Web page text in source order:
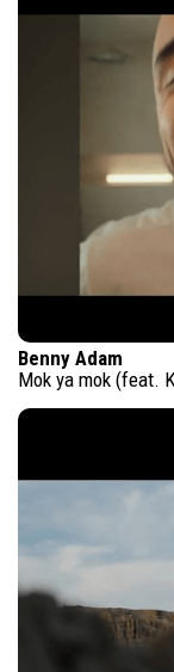
Benny Adam
Mok ya mok (feat.